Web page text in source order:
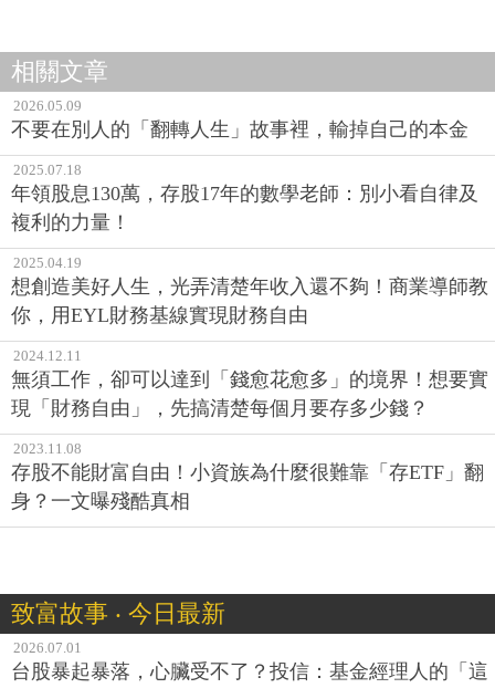
相關文章
2026.05.09
不要在別人的「翻轉人生」故事裡，輸掉自己的本金
2025.07.18
年領股息130萬，存股17年的數學老師：別小看自律及
複利的力量！
2025.04.19
想創造美好人生，光弄清楚年收入還不夠！商業導師教
你，用EYL財務基線實現財務自由
2024.12.11
無須工作，卻可以達到「錢愈花愈多」的境界！想要實
現「財務自由」，先搞清楚每個月要存多少錢？
2023.11.08
存股不能財富自由！小資族為什麼很難靠「存ETF」翻
身？一文曝殘酷真相
致富故事 ‧ 今日最新
2026.07.01
台股暴起暴落，心臟受不了？投信：基金經理人的「這